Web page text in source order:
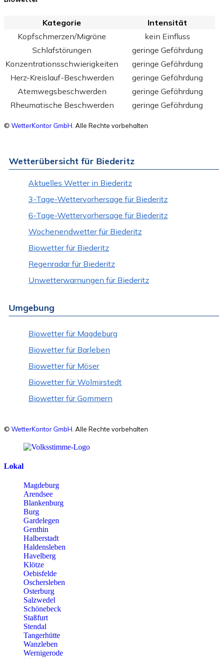
Kategorie
Intensität
Kopfschmerzen/Migräne
kein Einfluss
Schlafstörungen
geringe Gefährdung
Konzentrationsschwierigkeiten
geringe Gefährdung
Herz-Kreislauf-Beschwerden
geringe Gefährdung
Atemwegsbeschwerden
geringe Gefährdung
Rheumatische Beschwerden
geringe Gefährdung
© WetterKontor GmbH . Alle Rechte vorbehalten
Wetterübersicht für Biederitz
Aktuelles Wetter in Biederitz
3-Tage-Wettervorhersage für Biederitz
6-Tage-Wettervorhersage für Biederitz
Wochenendwetter für Biederitz
Biowetter für Biederitz
Regenradar für Biederitz
Unwetterwarnungen für Biederitz
Umgebung
Biowetter für Magdeburg
Biowetter für Barleben
Biowetter für Möser
Biowetter für Wolmirstedt
Biowetter für Gommern
© WetterKontor GmbH . Alle Rechte vorbehalten
Lokal
Magdeburg
Arendsee
Blankenburg
Burg
Gardelegen
Genthin
Halberstadt
Haldensleben
Havelberg
Klötze
Oebisfelde
Oschersleben
Osterburg
Salzwedel
Schönebeck
Staßfurt
Stendal
Tangerhütte
Wanzleben
Wernigerode